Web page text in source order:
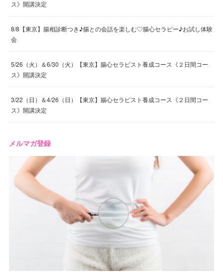
ス》開講決定
8/8【東京】腸相診断つき♪腸との会話を楽しむ♡腸心セラピー♪お試し体験
会
5/26（火）＆6/30（火）【東京】腸心セラピスト養成コース《２日間コー
ス》開講決定
3/22（日）＆4/26（日）【東京】腸心セラピスト養成コース《２日間コー
ス》開講決定
メルマガ登録